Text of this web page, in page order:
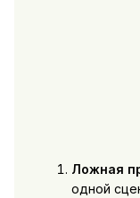
Ложная
одной